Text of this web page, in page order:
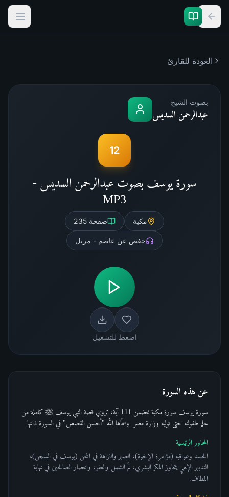
العودة للقارئ
بصوت الشيخ
عبدالرحمن السديس
12
سورة يوسف بصوت عبدالرحمن السديس -
MP3
مكية صفحة 235
حفص عن عاصم - مرتل
اضغط للتشغيل
عن هذه السورة
سورة يوسف سورة مكية تتضمن 111 آية، تروي قصة النبي يوسف ﷺ كاملة من
حلم طفولته حتى توليه وزارة مصر. وسمّاها الله "أحسن القصص" في السورة ذاتها.
المحاور الرئيسية
الحسد وعواقبه (مؤامرة الإخوة)، الصبر والنزاهة في المحن (يوسف في السجن)،
التدبير الإلهي يتجاوز المكر البشري، لمّ الشمل والعفو، وانتصار الصالحين في نهاية
المطاف.